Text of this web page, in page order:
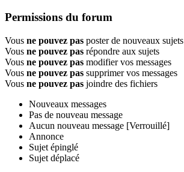
Permissions du forum
Vous ne pouvez pas poster de nouveaux sujets
Vous ne pouvez pas répondre aux sujets
Vous ne pouvez pas modifier vos messages
Vous ne pouvez pas supprimer vos messages
Vous ne pouvez pas joindre des fichiers
Nouveaux messages
Pas de nouveau message
Aucun nouveau message [Verrouillé]
Annonce
Sujet épinglé
Sujet déplacé